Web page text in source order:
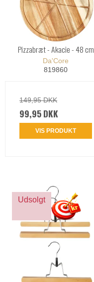
Pizzabræt - Akacie - 48 cm
Da'Core
819860
149,95 DKK
99,95 DKK
VIS PRODUKT
Udsolgt